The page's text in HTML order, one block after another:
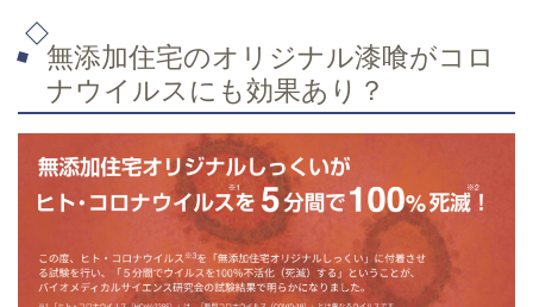
無添加住宅のオリジナル漆喰がコロ
ナウイルスにも効果あり？